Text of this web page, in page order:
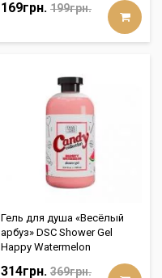
169грн. 199грн.
Гель для душа «Весёлый
арбуз» DSC Shower Gel
Happy Watermelon
314грн. 369грн.